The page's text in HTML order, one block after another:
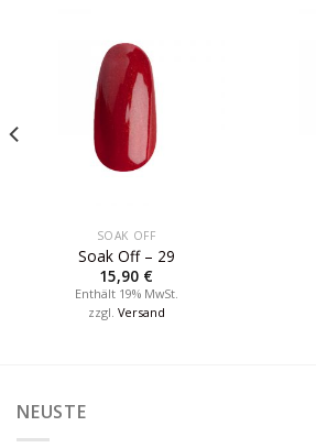
SOAK OFF
Soak Off – 29
15,90 €
Enthält 19% MwSt.
zzgl. Versand
NEUSTE